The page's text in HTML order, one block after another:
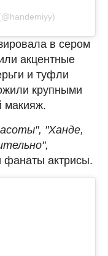
в сером
акцентные
и туфли
крупными
макияж.
"Ханде,
фанаты актрисы.